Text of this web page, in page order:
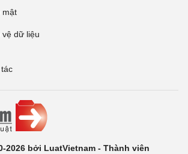
mật
dữ liệu
2026 bởi LuatVietnam - Thành viên